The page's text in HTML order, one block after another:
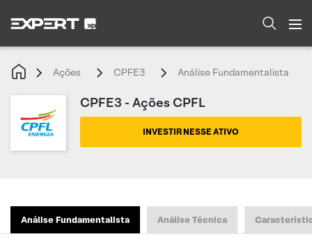
Ações CPFE3 Análise Fundamentalista
CPFE3 - Ações CPFL
INVESTIR NESSE ATIVO
Análise Fundamentalista Análise Técnica